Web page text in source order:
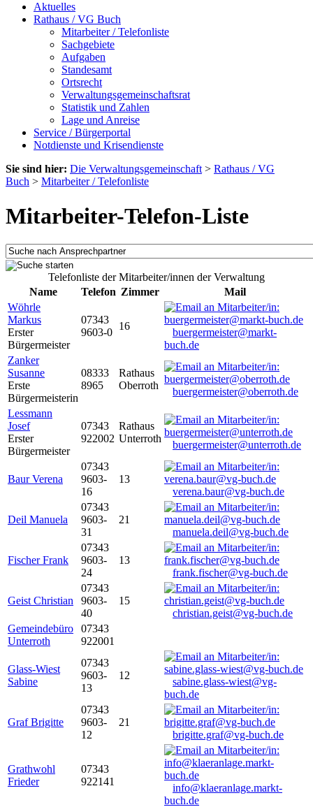
Aktuelles
Rathaus / VG Buch
Mitarbeiter / Telefonliste
Sachgebiete
Aufgaben
Standesamt
Ortsrecht
Verwaltungsgemeinschaftsrat
Statistik und Zahlen
Lage und Anreise
Service / Bürgerportal
Notdienste und Krisendienste
Sie sind hier: Die Verwaltungsgemeinschaft > Rathaus / VG
Buch > Mitarbeiter / Telefonliste
Mitarbeiter-Telefon-Liste
Telefonliste der Mitarbeiter/innen der Verwaltung
Name
Telefon Zimmer
Mail
Wöhrle
Markus
Erster
Bürgermeister
07343
9603-0
16
buergermeister@markt-
buch.de
Zanker
Susanne
Erste
Bürgermeisterin
08333
8965
Rathaus
Oberroth
buergermeister@oberroth.de
Lessmann
Josef
Erster
Bürgermeister
07343
922002
Rathaus
Unterroth
buergermeister@unterroth.de
Baur Verena
07343
9603-
16
13
verena.baur@vg-buch.de
Deil Manuela
07343
9603-
31
21
manuela.deil@vg-buch.de
Fischer Frank
07343
9603-
24
13
frank.fischer@vg-buch.de
Geist Christian
07343
9603-
40
15
christian.geist@vg-buch.de
Gemeindebüro
Unterroth
07343
922001
Glass-Wiest
Sabine
07343
9603-
13
12
sabine.glass-wiest@vg-
buch.de
Graf Brigitte
07343
9603-
12
21
brigitte.graf@vg-buch.de
Grathwohl
Frieder
07343
922141
info@klaeranlage.markt-
buch.de